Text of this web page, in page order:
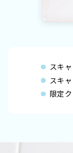
スキ
スキ
限定